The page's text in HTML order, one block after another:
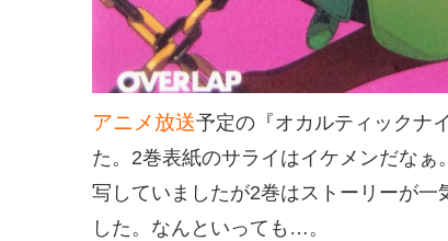
アニメ放送予定の『オカルティックナ
た。2巻表紙のサライはイケメンだな
写していましたが2巻はストーリーが
した。なんといっても…。